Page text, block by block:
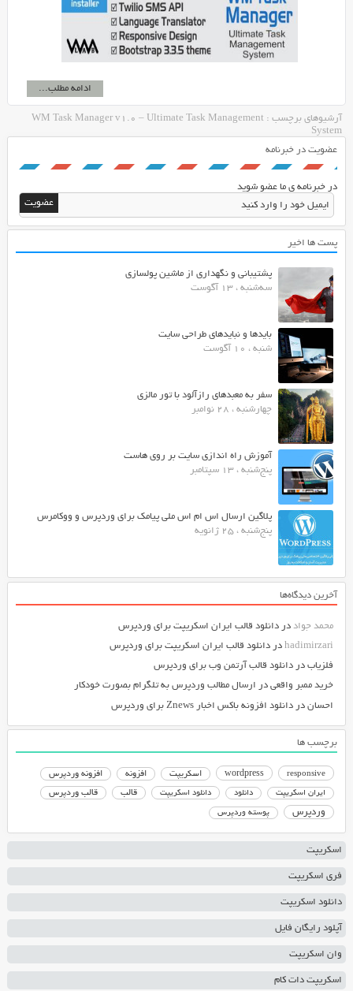
ادامه مطلب...
آرشیوهای برچسب : WM Task Manager v1.0 – Ultimate Task Management
System
عضویت در خبرنامه
در خبرنامه ی ما عضو شوید
پست ها اخیر
پشتیبانی و نگهداری از ماشین پولسازی
سه‌شنبه ، 13 آگوست
بایدها و نبایدهای طراحی سایت
شنبه ، 10 آگوست
سفر به معبدهای رازآلود با تور مالزی
چهارشنبه ، 28 نوامبر
آموزش راه اندازی سایت بر روی هاست
پنج‌شنبه ، 13 سپتامبر
پلاگین ارسال اس ام اس ملی پیامک برای وردپرس و ووکامرس
پنج‌شنبه ، 25 ژانویه
آخرین دیدگاه‌ها
محمد جواددر دانلود قالب ایران اسکریپت برای وردپرس
hadimirzariدر دانلود قالب ایران اسکریپت برای وردپرس
فلزیابدر دانلود قالب آرتمن وب برای وردپرس
خرید ممبر واقعیدر ارسال مطالب وردپرس به تلگرام بصورت خودکار
احساندر دانلود افزونه باکس اخبار Znews برای وردپرس
برچسب ها
responsive
wordpress اسکریپت افزونه افزونه وردپرس
ایران اسکریپت دانلود دانلود اسکریپت قالب قالب وردپرس
وردپرس پوسته وردپرس
اسکریپت
فری اسکریپت
دانلود اسکریپت
آپلود رایگان فایل
وان اسکریپت
اسکریپت دات کام